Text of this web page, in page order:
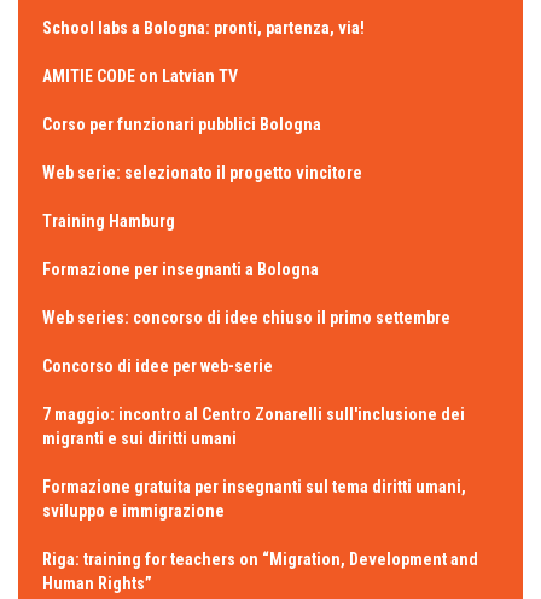
School labs a Bologna: pronti, partenza, via!
AMITIE CODE on Latvian TV
Corso per funzionari pubblici Bologna
Web serie: selezionato il progetto vincitore
Training Hamburg
Formazione per insegnanti a Bologna
Web series: concorso di idee chiuso il primo settembre
Concorso di idee per web-serie
7 maggio: incontro al Centro Zonarelli sull'inclusione dei
migranti e sui diritti umani
Formazione gratuita per insegnanti sul tema diritti umani,
sviluppo e immigrazione
Riga: training for teachers on “Migration, Development and
Human Rights”